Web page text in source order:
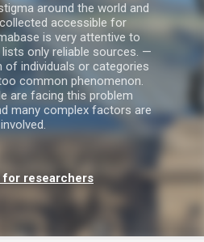
around the world and
accessible for
is very attentive to
only reliable sources. —
of individuals or categories
common phenomenon.
are facing this problem
many complex factors are
involved.
for researchers